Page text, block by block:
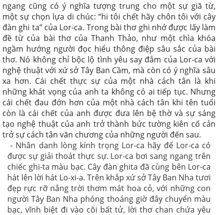
ngang cũng có ý nghĩa tượng trung cho một sự giã từ,
một sự chọn lựa di chúc: “hi tôi chết hãy chôn tôi với cây
đàn ghi ta” của Lor-ca. Trong bài thơ ghi nhớ được lấy làm
đề từ của bài thơ của Thanh Thảo, như một chìa khóa
ngầm hướng người đọc hiểu thông điệp sâu sắc của bài
thơ. Nó không chỉ bộc lộ tình yêu say đắm của Lor-ca với
nghệ thuật với xứ sở Tây Ban Cầm, mà còn có ý nghĩa sâu
xa hơn. Cái chết thực sự của một nhà cách tân là khi
những khát vọng của anh ta không có ai tiếp tục. Nhưng
cái chết đau đớn hơn của một nhà cách tân khi tên tuổi
còn là cái chết của anh được đưa lên bệ thờ và sự sáng
tạo nghệ thuật của anh trở thành bức tường kiên cố cản
trở sự cách tân văn chương của những người đến sau.
- Nhân danh lòng kính trọng Lor-ca hãy để Lor-ca có
được sự giải thoát thực sự. Lor-ca bơi sang ngang trên
chiếc ghi-ta màu bạc. Cây đàn ghita đã cùng bên Lor-ca
hát lên lời hát Lo-xi-a. Trên khắp xứ sở Tây Ban Nha tươi
đẹp rực rỡ nắng trời thơm mát hoa cỏ, với những con
người Tây Ban Nha phóng thoáng giờ đây chuyển màu
bạc, vĩnh biệt đi vào cõi bất tử, lời thơ chan chứa yêu